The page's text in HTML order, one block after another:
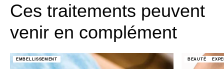
Ces traitements peuvent
venir en complément
EMBELLISSEMENT BEAUTÉ